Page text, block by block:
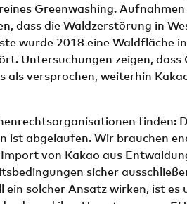
Green­washing.
dass die Waldzerstörung in
wurde 2018 eine Waldfläche
Untersuchungen zeigen, dass
als versprochen, weiterhin
finden:
ist abgelaufen. Wir brauchen
Import von Kakao aus
sicher
ein solcher Ansatz wirken, ist es